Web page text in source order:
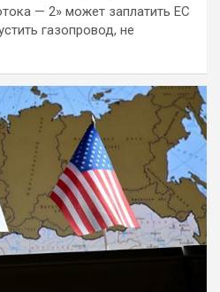
— 2» может заплатить ЕС
газопровод, не